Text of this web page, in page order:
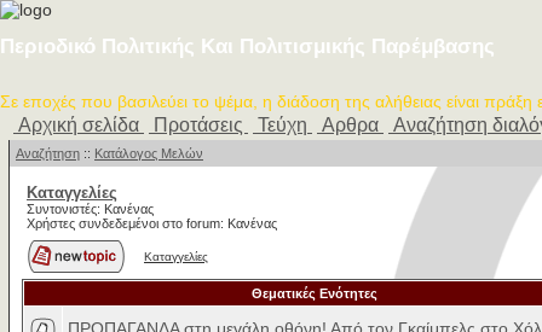
Περιοδικό Πολιτικής Και Πολιτισμικής Παρέμβασης
Σε εποχές που βασιλεύει το ψέμα, η διάδοση της αλήθειας είναι πράξη
Αρχική σελίδα Προτάσεις Τεύχη Αρθρα Αναζήτηση
Αναζήτηση :: Κατάλογος Μελών
Καταγγελίες
Συντονιστές: Κανένας
Χρήστες συνδεδεμένοι στο forum: Κανένας
Καταγγελίες
Θεματικές Ενότητες